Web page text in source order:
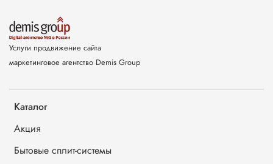
Каталог
Акция
Бытовые сплит-системы
Услуги продвижение сайта
маркетинговое агентство Demis Group